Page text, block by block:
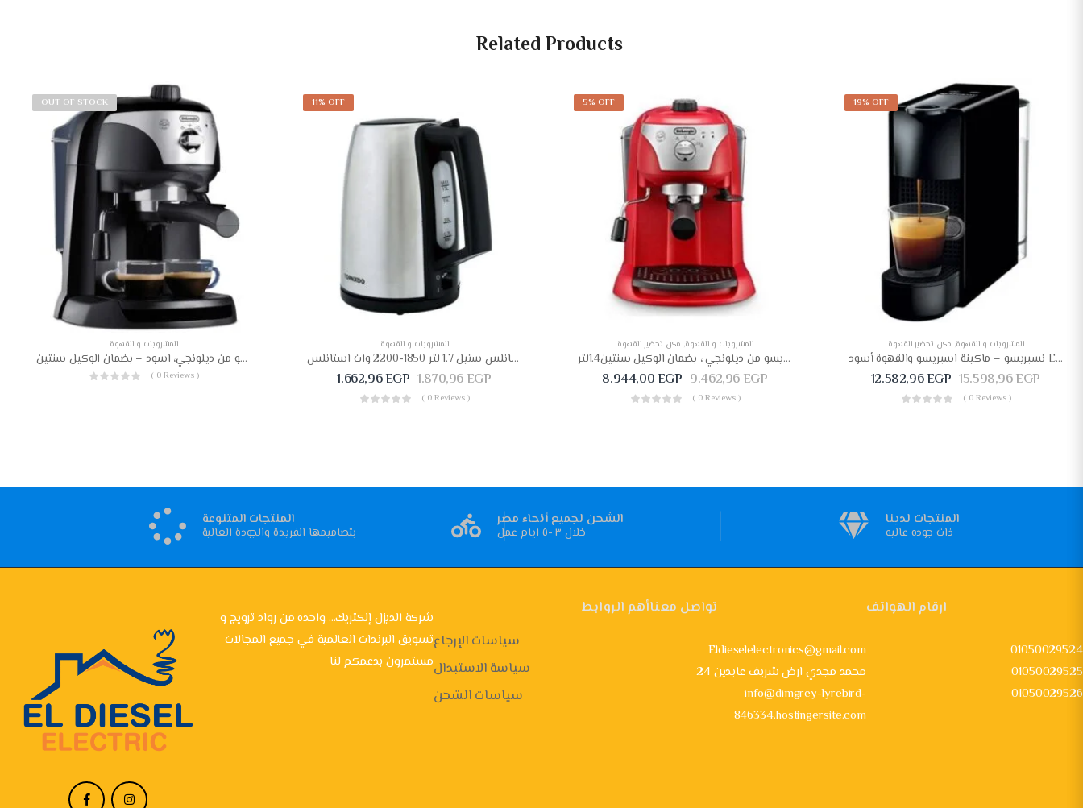
Related Products
OUT OF STOCK
المشروبات و القهوة
ماكينة صناعة الكابتشينو والإسبريسو من ديلونجي، اسود – بضمان الوكيل سنتين
( 0 Reviews )
11% OFF
المشروبات و القهوة
غلاية مياه تورنيدو استانلس ستيل 1.7 لتر 1850-2200 وات استانلس
1.662,96EGP 1.870,96EGP
( 0 Reviews )
5% OFF
المشروبات و القهوة, مكن تحضير القهوة
ماكينة تحضير الكابتشينو والاسبريسو من ديلونجي ، بضمان الوكيل سنتين1.4لتر
8.944,00EGP 9.462,96EGP
( 0 Reviews )
19% OFF
المشروبات و القهوة, مكن تحضير القهوة
نسبريسو – ماكينة اسبريسو والقهوة أسود Essenza Mini-S-Black
12.582,96EGP 15.598,96EGP
( 0 Reviews )
المنتجات المتنوعة
بتصاميمها الفريدة والجودة العالية
الشحن لجميع أنحاء مصر
خلال ٣ -٥ ايام عمل
المنتجات لدينا
ذات جوده عاليه
شركة الديزل إلكتريك... واحده من رواد ترويج و
تسويق البرندات العالمية في جميع المجالات
مستمرون بدعمكم لنا
أهم الروابط
سياسات الإرجاع
سياسة الاستبدال
سياسات الشحن
تواصل معنا
Eldieselelectronics@gmail.com
24 محمد مجدي ارض شريف عابدين
info@dimgrey-lyrebird-
846334.hostingersite.com
ارقام الهواتف
01050029524
01050029525
01050029526